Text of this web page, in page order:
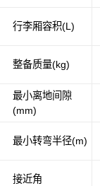
行李厢容积(L)
整备质量(kg)
最小离地间隙
(mm)
最小转弯半径(m)
接近角